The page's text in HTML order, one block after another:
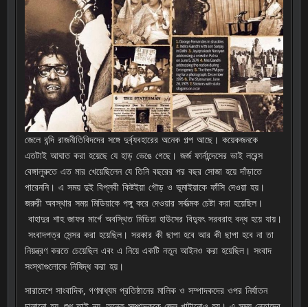
জেলে বন্দি রাজনীতিবিদদের সঙ্গে দুর্ব্যবহারের অনেক গল্প আছে। কয়েকজনকে
এতটাই আঘাত করা হয়েছে যে হাড় ভেঙে গেছে। জর্জ ফার্নান্দেসের ভাই লরেন্স
বেঙ্গালুরুতে এত মার খেয়েছিলেন যে তিনি বছরের পর বছর সোজা হয়ে দাঁড়াতে
পারেননি। এ সময় দুই বিপ্লবী কিষ্টইয়া গৌড় ও ভূমাইয়াকে ফাঁসি দেওয়া হয়।
জরুরী অবস্থার সময় মিডিয়াকে পঙ্গু করে দেওয়ার সর্বাত্মক চেষ্টা করা হয়েছিল।
বাহাদুর শাহ জাফর মার্গে অবস্থিত মিডিয়া হাউসের বিদ্যুৎ সরবরাহ বন্ধ হয়ে যায়।
সংবাদপত্র সেন্সর করা হয়েছিল। সরকার কী ছাপা হবে আর কী ছাপা হবে না তা
নিয়ন্ত্রণ করতে চেয়েছিল এবং এ নিয়ে একটি নতুন আইনও করা হয়েছিল। সংবাদ
সংস্থাগুলোকে নিষিদ্ধ করা হয়।
সারাদেশে সাংবাদিক, গণমাধ্যম প্রতিষ্ঠানের মালিক ও সম্পাদকদের ওপর নির্যাতন